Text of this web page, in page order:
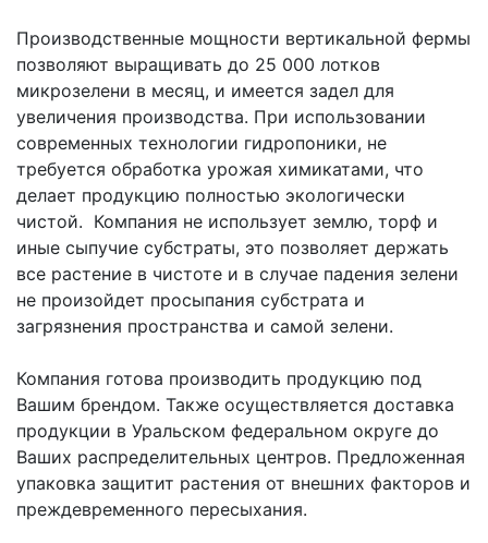
Производственные мощности вертикальной фермы
позволяют выращивать до 25 000 лотков
микрозелени в месяц, и имеется задел для
увеличения производства. При использовании
современных технологии гидропоники, не
требуется обработка урожая химикатами, что
делает продукцию полностью экологически
чистой. Компания не использует землю, торф и
иные сыпучие субстраты, это позволяет держать
все растение в чистоте и в случае падения зелени
не произойдет просыпания субстрата и
загрязнения пространства и самой зелени.
Компания готова производить продукцию под
Вашим брендом. Также осуществляется доставка
продукции в Уральском федеральном округе до
Ваших распределительных центров. Предложенная
упаковка защитит растения от внешних факторов и
преждевременного пересыхания.